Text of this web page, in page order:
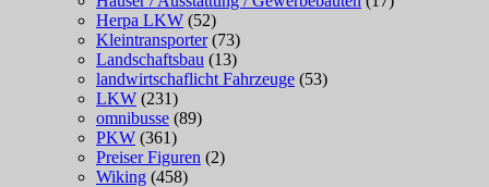
Herpa LKW (52)
Kleintransporter (73)
Landschaftsbau (13)
landwirtschaflicht Fahrzeuge (53)
LKW (231)
omnibusse (89)
PKW (361)
Preiser Figuren (2)
Wiking (458)